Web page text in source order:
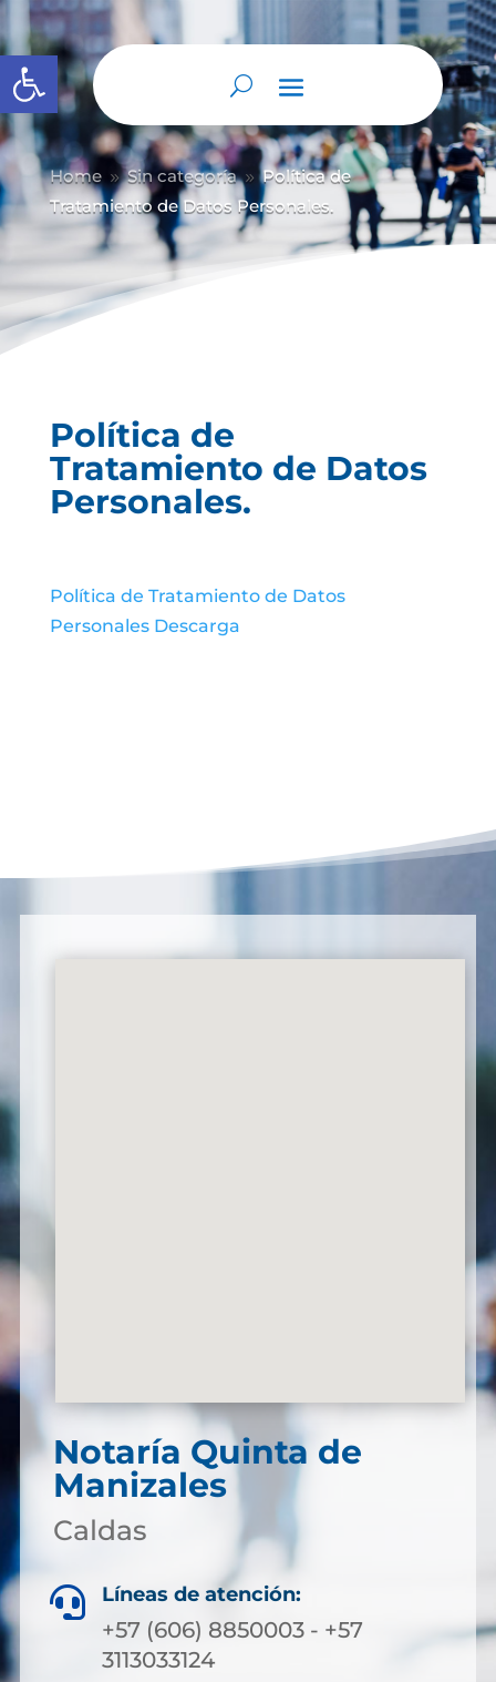
Abrir barra de herramientas
Home 9 Sin categoría 9 Política de
Tratamiento de Datos Personales.
Política de
Tratamiento de Datos
Personales.
Política de Tratamiento de Datos
Personales Descarga
Notaría Quinta de
Manizales
Caldas
 Líneas de atención:
+57 (606) 8850003 - +57
3113033124